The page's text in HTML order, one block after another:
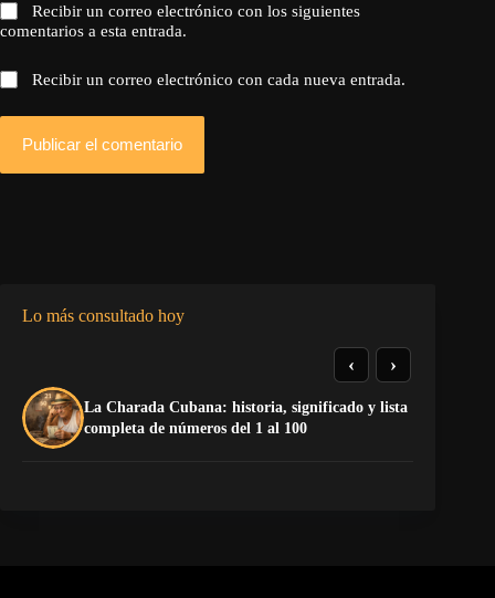
Recibir un correo electrónico con los siguientes
comentarios a esta entrada.
Recibir un correo electrónico con cada nueva entrada.
Publicar el comentario
Lo más consultado hoy
La Charada Cubana: historia, significado y lista
completa de números del 1 al 100
‹ ›